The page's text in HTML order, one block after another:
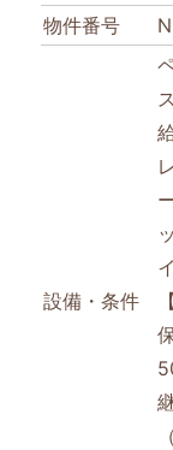
物件番号
設備・条件